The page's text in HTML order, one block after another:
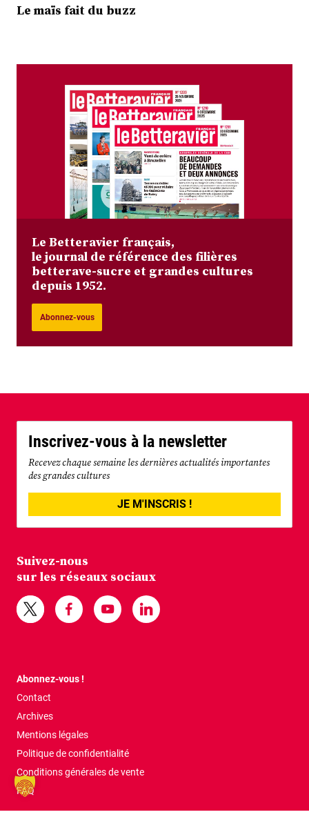
Le maïs fait du buzz
Le Betteravier français,
le journal de référence des filières
betterave-sucre et grandes cultures
depuis 1952.
Abonnez-vous
Inscrivez-vous à la newsletter
Recevez chaque semaine les dernières actualités importantes
des grandes cultures
JE M'INSCRIS !
Suivez-nous
sur les réseaux sociaux
Abonnez-vous !
Contact
Archives
Mentions légales
Politique de confidentialité
Conditions générales de vente
FAQ